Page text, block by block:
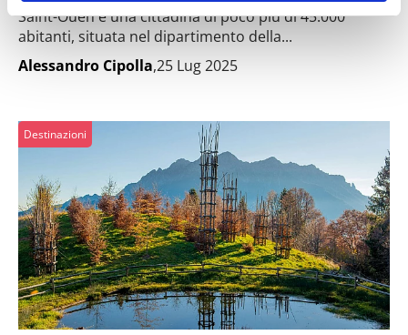
geografica, con un'approssimazione di qualche
metro,
Identificare il tuo dispositivo, scansionandolo
attivamente alla ricerca di caratteristiche specifiche
Approfondisci come vengono elaborati i tuoi dati personali
e imposta le tue preferenze nella
modificare o ritirare il tuo consenso in qualsiasi momento
dalla Dichiarazione sui cookie.
Utilizziamo i cookie per personalizzare contenuti ed
annunci, per fornire funzionalità dei social media e per
analizzare il nostro traffico. Condividiamo inoltre
informazioni sul modo in cui utilizzi il nostro sito con i
nostri partner che si occupano di analisi dei dati web,
Saint-Ouen è una cittadina di poco più di 45.000
abitanti, situata nel dipartimento della...
Alessandro Cipolla,25 Lug 2025
Destinazioni